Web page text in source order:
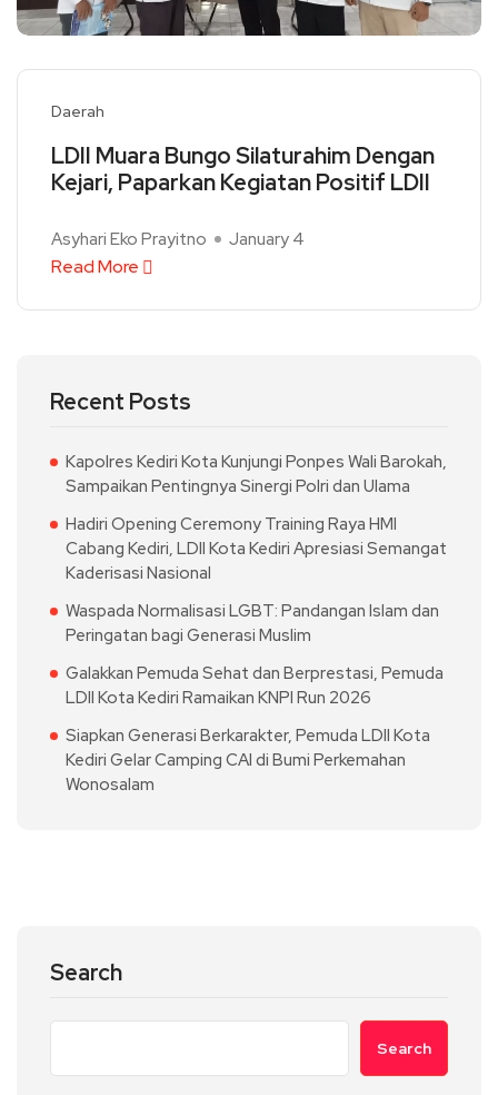
Daerah
LDII Muara Bungo Silaturahim Dengan
Kejari, Paparkan Kegiatan Positif LDII
Asyhari Eko Prayitno January 4
Read More
Recent Posts
Kapolres Kediri Kota Kunjungi Ponpes Wali Barokah,
Sampaikan Pentingnya Sinergi Polri dan Ulama
Hadiri Opening Ceremony Training Raya HMI
Cabang Kediri, LDII Kota Kediri Apresiasi Semangat
Kaderisasi Nasional
Waspada Normalisasi LGBT: Pandangan Islam dan
Peringatan bagi Generasi Muslim
Galakkan Pemuda Sehat dan Berprestasi, Pemuda
LDII Kota Kediri Ramaikan KNPI Run 2026
Siapkan Generasi Berkarakter, Pemuda LDII Kota
Kediri Gelar Camping CAI di Bumi Perkemahan
Wonosalam
Search
Search